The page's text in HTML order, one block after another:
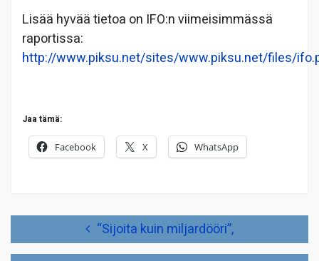
Lisää hyvää tietoa on IFO:n viimeisimmässä
raportissa:
http://www.piksu.net/sites/www.piksu.net/files/
Jaa tämä:
Facebook X WhatsApp
“Sijoita kuin miljardööri”,